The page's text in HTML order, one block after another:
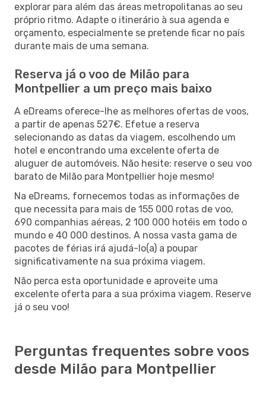
explorar para além das áreas metropolitanas ao seu
próprio ritmo. Adapte o itinerário à sua agenda e
orçamento, especialmente se pretende ficar no país
durante mais de uma semana.
Reserva já o voo de Milão para
Montpellier a um preço mais baixo
A eDreams oferece-lhe as melhores ofertas de voos,
a partir de apenas 527€. Efetue a reserva
selecionando as datas da viagem, escolhendo um
hotel e encontrando uma excelente oferta de
aluguer de automóveis. Não hesite: reserve o seu voo
barato de Milão para Montpellier hoje mesmo!
Na eDreams, fornecemos todas as informações de
que necessita para mais de 155 000 rotas de voo,
690 companhias aéreas, 2 100 000 hotéis em todo o
mundo e 40 000 destinos. A nossa vasta gama de
pacotes de férias irá ajudá-lo(a) a poupar
significativamente na sua próxima viagem.
Não perca esta oportunidade e aproveite uma
excelente oferta para a sua próxima viagem. Reserve
já o seu voo!
Perguntas frequentes sobre voos
desde Milão para Montpellier